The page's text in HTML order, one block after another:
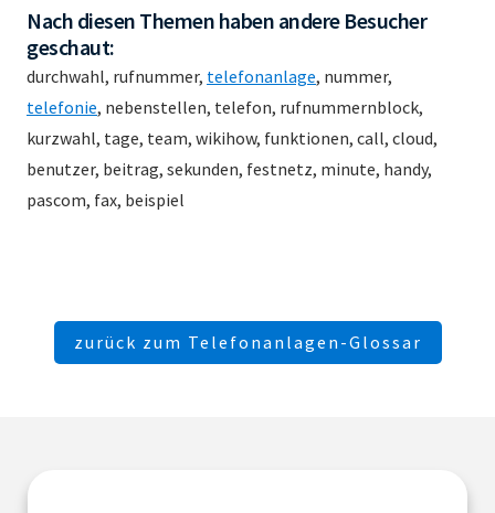
Nach diesen Themen haben andere Besucher
geschaut:
durchwahl, rufnummer, telefonanlage, nummer,
telefonie, nebenstellen, telefon, rufnummernblock,
kurzwahl, tage, team, wikihow, funktionen, call, cloud,
benutzer, beitrag, sekunden, festnetz, minute, handy,
pascom, fax, beispiel
zurück zum Telefonanlagen-Glossar